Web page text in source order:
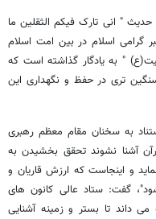
حدیث " انى تارک فیکم الثقلین ما
گرامی اسلام در بین امت اسلام
" به یادگار گذاشته است که
تری در حفظ و نگهداری این
به سخنان مقام معظم رهبری
آشنا نشوند تحقق بخشیدن به
و اینجاست که ارزش قاریان و
گفت: ستاد عالی کانون های
داند تا بستر و زمینه آشنایی